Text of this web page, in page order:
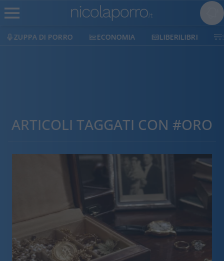
ECONOMIA LIBERILIBRI SHOP SOSTIENICI
ARTICOLI TAGGATI CON #ORO